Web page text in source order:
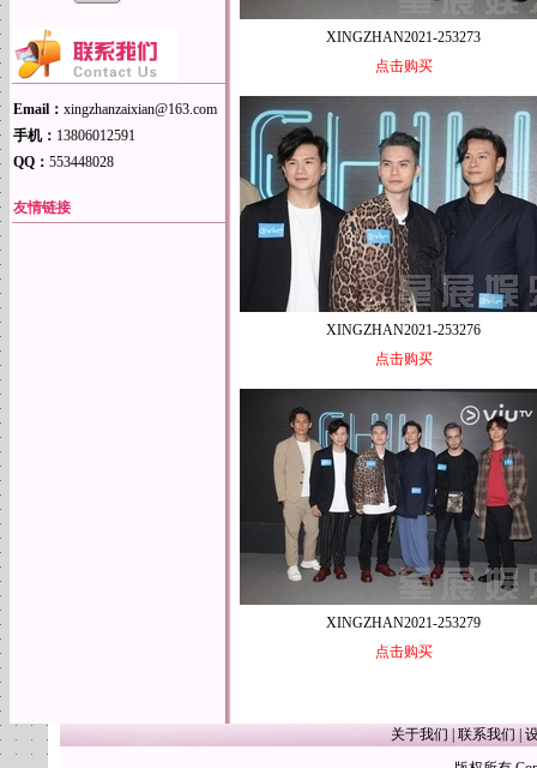
Email： xingzhanzaixian@163.com
手机： 13806012591
QQ： 553448028
友情链接
XINGZHAN2021-253273
点击购买
XINGZHAN2021-253276
点击购买
XINGZHAN2021-253279
点击购买
关于我们 联系我们